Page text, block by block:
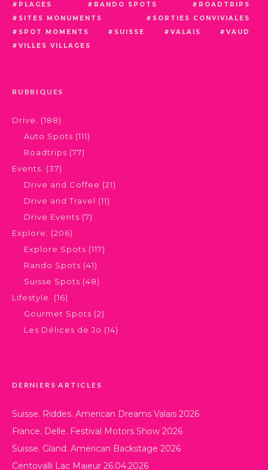
PLAGES
RANDO SPOTS
ROADTRIPS
SITES MONUMENTS
SORTIES CONVIVIALES
SPOT MOMENTS
SUISSE VALAIS
VAUD
VILLES VILLAGES
RUBRIQUES
Drive. (188)
Auto Spots (111)
Roadtrips (77)
Events. (37)
Drive and Coffee (21)
Drive and Travel (11)
Drive Events (7)
Explore. (206)
Explore Spots (117)
Rando Spots (41)
Suisse Spots (48)
Lifestyle. (16)
Gourmet Spots (2)
Les Délices de Jo (14)
DERNIERS ARTICLES
Suisse. Riddes. American Dreams Valais 2026
France. Delle. Festival Motors Show 2026
Suisse. Gland. American Backstage 2026
Centovalli Lac Majeur 26.04.2026